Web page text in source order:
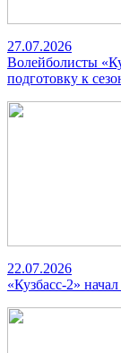
27.07.2026
Волейболисты
подготовку к
22.07.2026
«Кузбасс-2»